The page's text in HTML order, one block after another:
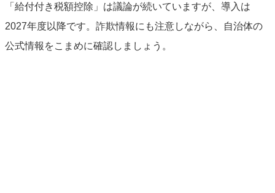
「給付付き税額控除」は議論が続いていますが、導入は
2027年度以降です。詐欺情報にも注意しながら、自治体の
公式情報をこまめに確認しましょう。